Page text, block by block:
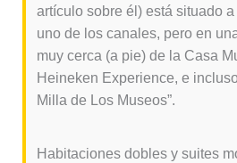
artículo sobre él) está situado
uno de los canales, pero en
muy cerca (a pie) de la Casa
Heineken Experience, e
Milla de Los Museos”.
Habitaciones dobles y suites